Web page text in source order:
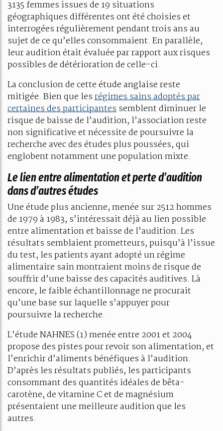
3135 femmes issues de 19 situations
géographiques différentes ont été choisies et
interrogées régulièrement pendant trois ans au
sujet de ce qu’elles consommaient. En parallèle,
leur audition était évaluée par rapport aux risques
possibles de détérioration de celle-ci.
La conclusion de cette étude anglaise reste
mitigée. Bien que lesrégimes sains adoptés par
certaines des participantessemblent diminuer le
risque de baisse de l’audition, l’association reste
non significative et nécessite de poursuivre la
recherche avec des études plus poussées, qui
englobent notamment une population mixte.
Le lien entre alimentation et perte d’audition
dans d’autres études
Une étude plus ancienne, menée sur 2512 hommes
de 1979 à 1983, s’intéressait déjà au lien possible
entre alimentation et baisse de l’audition. Les
résultats semblaient prometteurs, puisqu’à l’issue
du test, les patients ayant adopté un régime
alimentaire sain montraient moins de risque de
souffrir d’une baisse des capacités auditives. Là
encore, le faible échantillonnage ne procurait
qu’une base sur laquelle s’appuyer pour
poursuivre la recherche.
L’étude NAHNES (1) menée entre 2001 et 2004
propose des pistes pour revoir son alimentation, et
l’enrichir d’aliments bénéfiques à l’audition.
D’après les résultats publiés, les participants
consommant des quantités idéales de bêta-
carotène, de vitamine C et de magnésium
présentaient une meilleure audition que les
autres.